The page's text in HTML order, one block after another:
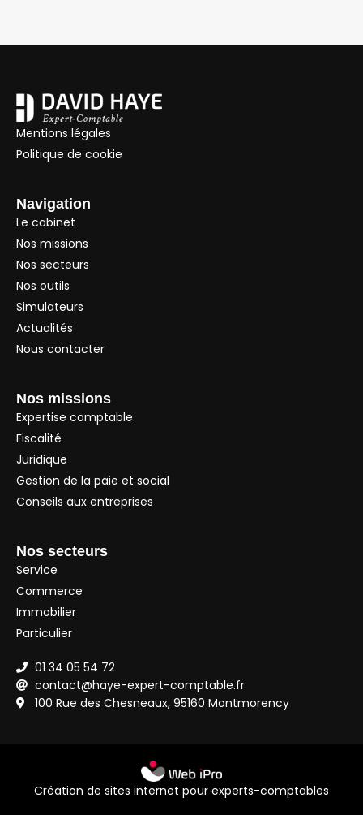
Mentions légales
Politique de cookie
Navigation
Le cabinet
Nos missions
Nos secteurs
Nos outils
Simulateurs
Actualités
Nous contacter
Nos missions
Expertise comptable
Fiscalité
Juridique
Gestion de la paie et social
Conseils aux entreprises
Nos secteurs
Service
Commerce
Immobilier
Particulier
01 34 05 54 72
contact@haye-expert-comptable.fr
100 Rue des Chesneaux, 95160 Montmorency
Création de sites internet pour experts-comptables